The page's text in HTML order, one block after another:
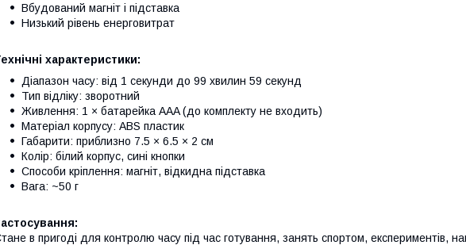
Вбудований магніт і підставка
Низький рівень енерговитрат
характеристики:
Діапазон часу: від 1 секунди до 99 хвилин 59 секунд
Тип відліку: зворотний
Живлення: 1 × батарейка AAA (до комплекту не входить)
Матеріал корпусу: ABS пластик
Габарити: приблизно 7.5 × 6.5 × 2 см
Колір: білий корпус, сині кнопки
Способи кріплення: магніт, відкидна підставка
Вага: ~50 г
в пригоді для контролю часу під час готування, занять спортом, експериментів,